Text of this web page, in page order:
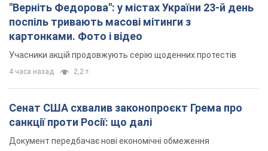
"Верніть Федорова": у містах України 23-й день
поспіль тривають масові мітинги з
картонками. Фото і відео
Учасники акцій продовжують серію щоденних протестів
4 часа назад 2,2 т.
Сенат США схвалив законопроєкт Грема про
санкції проти Росії: що далі
Документ передбачає нові економічні обмеження